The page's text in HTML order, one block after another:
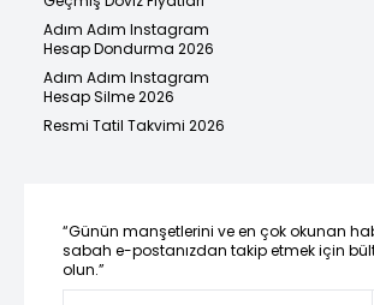
Adım Adım Instagram
Hesap Dondurma 2026
Adım Adım Instagram
Hesap Silme 2026
Resmi Tatil Takvimi 2026
“Günün manşetlerini ve en çok okunan
sabah e-postanızdan takip etmek için
olun.”